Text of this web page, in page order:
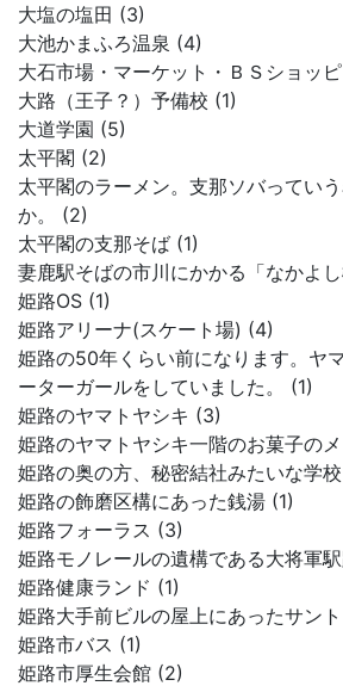
大塩の塩田 (3)
大池かまふろ温泉 (4)
大石市場・マーケット・ＢＳショッ
大路（王子？）予備校 (1)
大道学園 (5)
太平閣 (2)
太平閣のラーメン。支那ソバってい
か。 (2)
太平閣の支那そば (1)
妻鹿駅そばの市川にかかる「なかよ
姫路OS (1)
姫路アリーナ(スケート場) (4)
姫路の50年くらい前になります。ヤ
ーターガールをしていました。 (1)
姫路のヤマトヤシキ (3)
姫路のヤマトヤシキ一階のお菓子の
姫路の奥の方、秘密結社みたいな学
姫路の飾磨区構にあった銭湯 (1)
姫路フォーラス (3)
姫路モノレールの遺構である大将軍
姫路健康ランド (1)
姫路大手前ビルの屋上にあったサン
姫路市バス (1)
姫路市厚生会館 (2)